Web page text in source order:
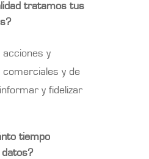
tratamos tus
acciones y
y de
y fidelizar
tiempo